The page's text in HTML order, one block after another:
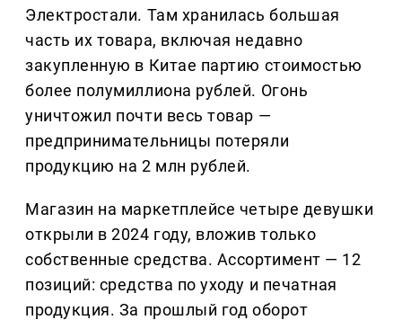
Электростали. Там хранилась большая
часть их товара, включая недавно
закупленную в Китае партию стоимостью
более полумиллиона рублей. Огонь
уничтожил почти весь товар —
предпринимательницы потеряли
продукцию на 2 млн рублей.
Магазин на маркетплейсе четыре девушки
открыли в 2024 году, вложив только
собственные средства. Ассортимент — 12
позиций: средства по уходу и печатная
продукция. За прошлый год оборот